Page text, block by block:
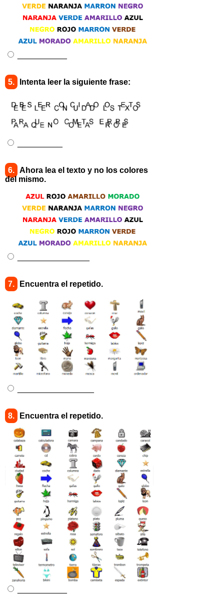
5. Intenta leer la siguiente frase:
6. Ahora lea el texto y no los colores
del mismo.
7. Encuentra el repetido.
8. Encuentra el repetido.